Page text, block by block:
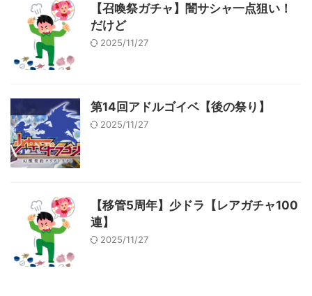
【召喚祭ガチャ】闇サシャ一点狙い！
だけど
2025/11/27
第14回アドルゴイベ【後の祭り】
2025/11/27
【移管5周年】少ドラ【レアガチャ100
連】
2025/11/27